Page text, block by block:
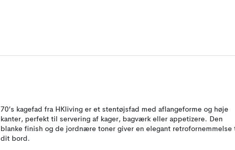
70’s kagefad fra HKliving er et stentøjsfad med aflangeforme og høje
kanter, perfekt til servering af kager, bagværk eller appetizere. Den
blanke finish og de jordnære toner giver en elegant retrofornemmelse
dit bord.